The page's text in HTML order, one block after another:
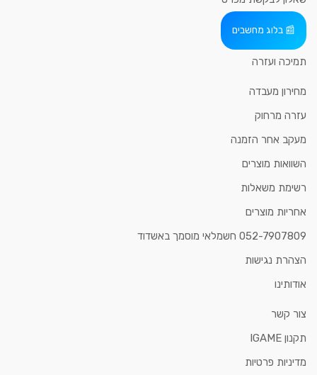
בלוג מחשבים
תמיכה ועזרה
מחירון מעבדה
עזרה מרחוק
מעקב אחר הזמנה
השוואות מוצרים
רשימת משאלות
אחריות מוצרים
052-7907809 חשמלאי מוסמך באשדוד
הצהרת נגישות
אודותינו
צור קשר
תקנון IGAME
מדיניות פרטיות